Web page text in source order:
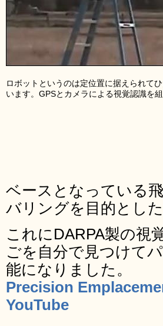
ロボットというのは定位置に据えられて
います。GPSとカメラによる視覚認識を
ベースとなっている
バリングを目的とした
これにDARPA製の視
ごを自分で見つけて
能になりました。
Precision
YouTube